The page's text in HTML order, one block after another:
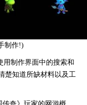
制作!)
制作界面中的搜索和
楚知道所缺材料以及工